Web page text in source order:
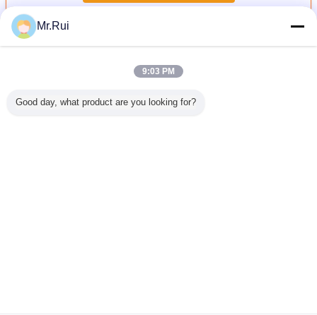
มากกว่าสายพานลำเลียง PVC
Mr.Rui
9:03 PM
Good day, what product are you looking for?